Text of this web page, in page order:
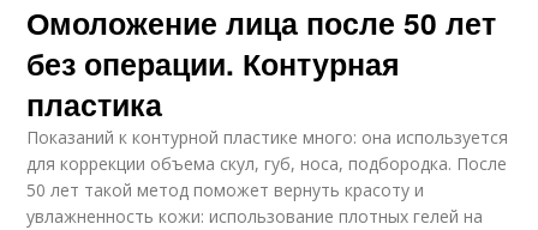
Омоложение лица после 50 лет
без операции. Контурная
пластика
Показаний к контурной пластике много: она используется
для коррекции объема скул, губ, носа, подбородка. После
50 лет такой метод поможет вернуть красоту и
увлажненность кожи: использование плотных гелей на